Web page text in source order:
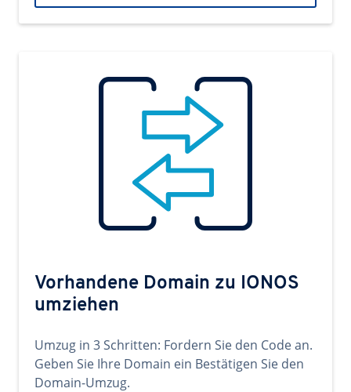
Vorhandene Domain zu IONOS
umziehen
Umzug in 3 Schritten: Fordern Sie den Code an.
Geben Sie Ihre Domain ein Bestätigen Sie den
Domain-Umzug.